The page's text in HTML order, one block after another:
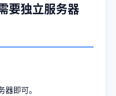
要独立服务器
即可。